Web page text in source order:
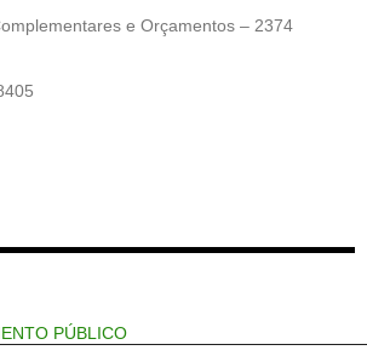
e Orçamentos – 2374
PÚBLICO